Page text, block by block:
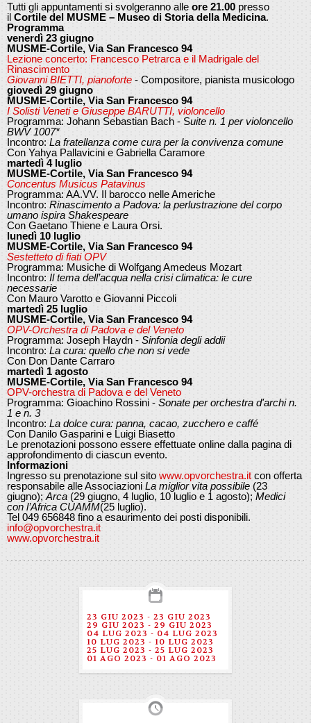
Tutti gli appuntamenti si svolgeranno alle ore 21.00 presso
il Cortile del MUSME – Museo di Storia della Medicina.
Programma
venerdì 23 giugno
MUSME-Cortile, Via San Francesco 94
Lezione concerto: Francesco Petrarca e il Madrigale del
Rinascimento
Giovanni BIETTI, pianoforte - Compositore, pianista musicologo
giovedì 29 giugno
MUSME-Cortile, Via San Francesco 94
I Solisti Veneti e Giuseppe BARUTTI, violoncello
Programma: Johann Sebastian Bach - Suite n. 1 per violoncello
BWV 1007*
Incontro: La fratellanza come cura per la convivenza comune
Con Yahya Pallavicini e Gabriella Caramore
martedì 4 luglio
MUSME-Cortile, Via San Francesco 94
Concentus Musicus Patavinus
Programma: AA.VV. Il barocco nelle Americhe
Incontro: Rinascimento a Padova: la perlustrazione del corpo
umano ispira Shakespeare
Con Gaetano Thiene e Laura Orsi.
lunedì 10 luglio
MUSME-Cortile, Via San Francesco 94
Sestetteto di fiati OPV
Programma: Musiche di Wolfgang Amedeus Mozart
Incontro: Il tema dell’acqua nella crisi climatica: le cure
necessarie
Con Mauro Varotto e Giovanni Piccoli
martedì 25 luglio
MUSME-Cortile, Via San Francesco 94
OPV-Orchestra di Padova e del Veneto
Programma: Joseph Haydn - Sinfonia degli addii
Incontro: La cura: quello che non si vede
Con Don Dante Carraro
martedì 1 agosto
MUSME-Cortile, Via San Francesco 94
OPV-orchestra di Padova e del Veneto
Programma: Gioachino Rossini - Sonate per orchestra d'archi n.
1 e n. 3
Incontro: La dolce cura: panna, cacao, zucchero e caffé
Con Danilo Gasparini e Luigi Biasetto
Le prenotazioni possono essere effettuate online dalla pagina di
approfondimento di ciascun evento.
Informazioni
Ingresso su prenotazione sul sito www.opvorchestra.it con offerta
responsabile alle Associazioni La miglior vita possibile (23
giugno); Arca (29 giugno, 4 luglio, 10 luglio e 1 agosto); Medici
con l’Africa CUAMM(25 luglio).
Tel 049 656848 fino a esaurimento dei posti disponibili.
info@opvorchestra.it
www.opvorchestra.it
23 GIU 2023 - 23 GIU 2023
29 GIU 2023 - 29 GIU 2023
04 LUG 2023 - 04 LUG 2023
10 LUG 2023 - 10 LUG 2023
25 LUG 2023 - 25 LUG 2023
01 AGO 2023 - 01 AGO 2023